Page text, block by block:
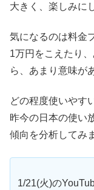
大きく、楽しみに
気になるのは料金
1万円をこえたり
ら、あまり意味が
どの程度使いやす
昨今の日本の使い
傾向を分析してみ
1/21(火)の